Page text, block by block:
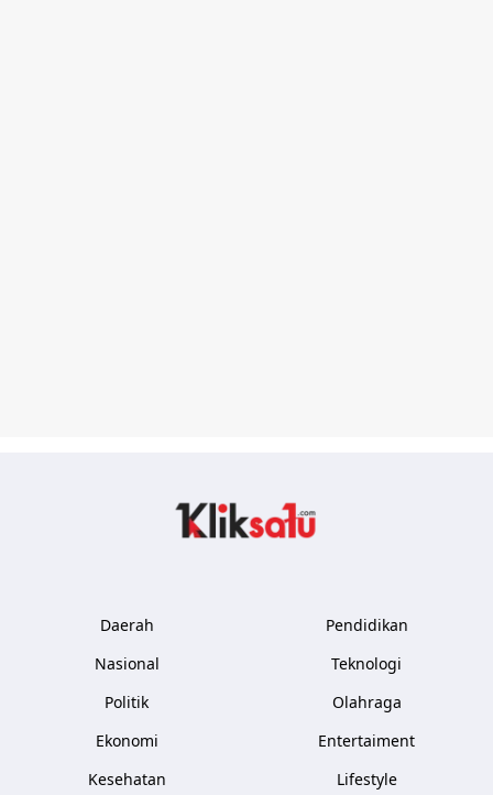
Daerah
Nasional
Politik
Ekonomi
Kesehatan
Pendidikan
Teknologi
Olahraga
Entertaiment
Lifestyle